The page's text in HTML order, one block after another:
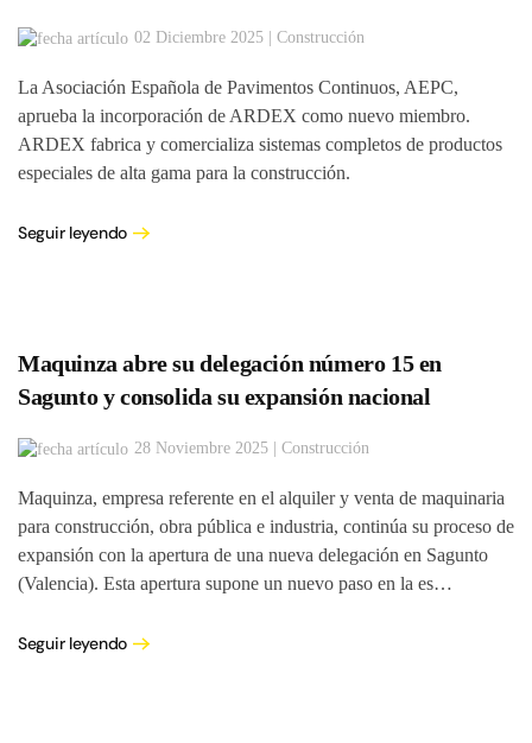
02 Diciembre 2025 | Construcción
La Asociación Española de Pavimentos Continuos, AEPC,
aprueba la incorporación de ARDEX como nuevo miembro.
ARDEX fabrica y comercializa sistemas completos de productos
especiales de alta gama para la construcción.
Seguir leyendo
Maquinza abre su delegación número 15 en
Sagunto y consolida su expansión nacional
28 Noviembre 2025 | Construcción
Maquinza, empresa referente en el alquiler y venta de maquinaria
para construcción, obra pública e industria, continúa su proceso de
expansión con la apertura de una nueva delegación en Sagunto
(Valencia). Esta apertura supone un nuevo paso en la es…
Seguir leyendo